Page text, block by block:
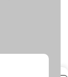
российским